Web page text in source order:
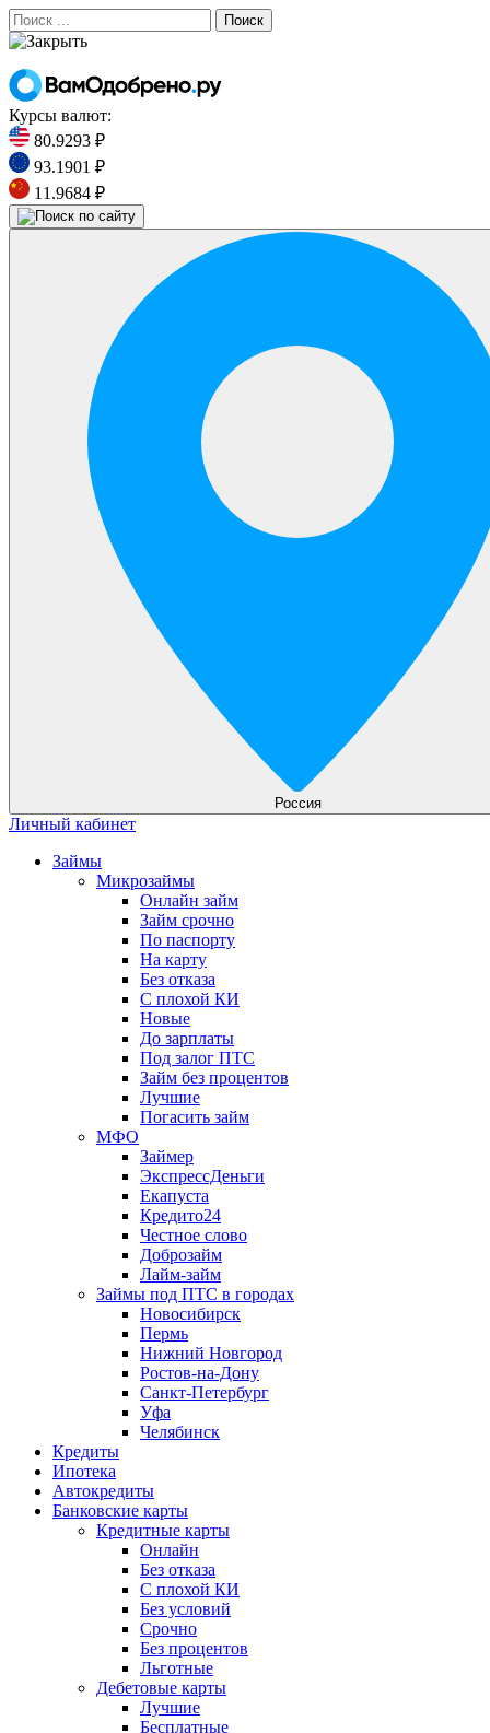
Поиск
Курсы валют:
80.9293 ₽
93.1901 ₽
11.9684 ₽
Россия
Личный кабинет
Займы
Микрозаймы
Онлайн займ
Займ срочно
По паспорту
На карту
Без отказа
С плохой КИ
Новые
До зарплаты
Под залог ПТС
Займ без процентов
Лучшие
Погасить займ
МФО
Займер
ЭкспрессДеньги
Екапуста
Кредито24
Честное слово
Доброзайм
Лайм-займ
Займы под ПТС в городах
Новосибирск
Пермь
Нижний Новгород
Ростов-на-Дону
Санкт-Петербург
Уфа
Челябинск
Кредиты
Ипотека
Автокредиты
Банковские карты
Кредитные карты
Онлайн
Без отказа
С плохой КИ
Без условий
Срочно
Без процентов
Льготные
Дебетовые карты
Лучшие
Бесплатные